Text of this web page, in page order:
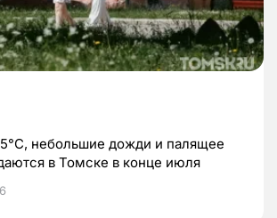
небольшие дожди и палящее
в Томске в конце июля